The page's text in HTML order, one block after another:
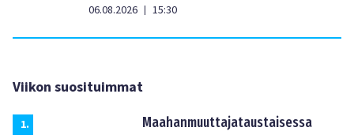
06.08.2026 | 15:30
Viikon suosituimmat
1.
Maahanmuuttajataustaisessa